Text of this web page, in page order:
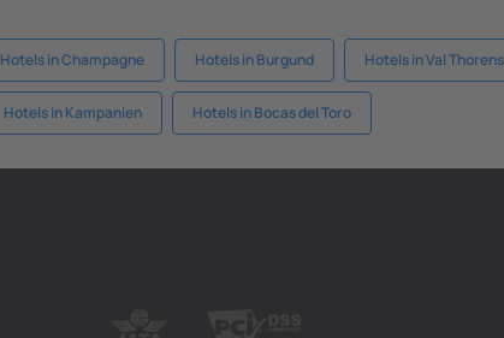
Hotels in Champagne Hotels in Burgund Hotels in Val Thorens
Hotels in Kampanien Hotels in Bocas del Toro